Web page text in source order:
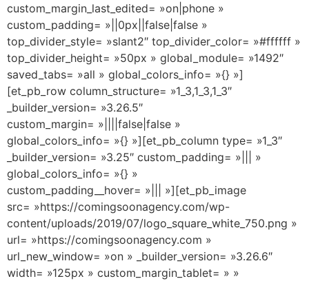
custom_margin_last_edited= »on|phone »
custom_padding= »||0px||false|false »
top_divider_style= »slant2″ top_divider_color= »#ffffff »
top_divider_height= »50px » global_module= »1492″
saved_tabs= »all » global_colors_info= »{} »]
[et_pb_row column_structure= »1_3,1_3,1_3″
_builder_version= »3.26.5″
custom_margin= »||||false|false »
global_colors_info= »{} »][et_pb_column type= »1_3″
_builder_version= »3.25″ custom_padding= »||| »
global_colors_info= »{} »
custom_padding__hover= »||| »][et_pb_image
src= »https://comingsoonagency.com/wp-
content/uploads/2019/07/logo_square_white_750.png »
url= »https://comingsoonagency.com »
url_new_window= »on » _builder_version= »3.26.6″
width= »125px » custom_margin_tablet= » »